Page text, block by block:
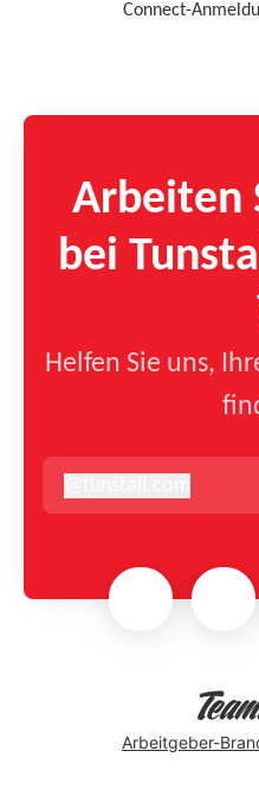
Connect-
Arbeiten
bei
Helfen Sie uns,
tunstall.com
Arbeitgeber-